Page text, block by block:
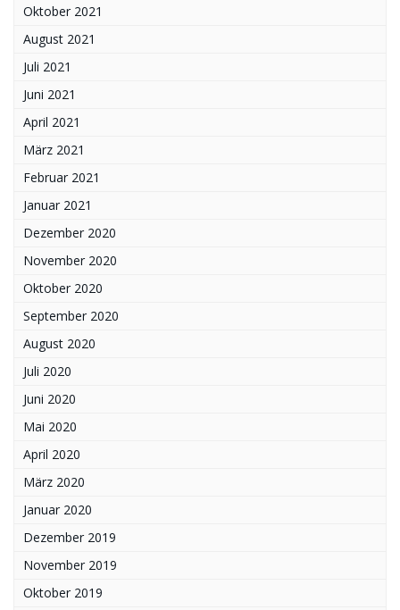
Oktober 2021
August 2021
Juli 2021
Juni 2021
April 2021
März 2021
Februar 2021
Januar 2021
Dezember 2020
November 2020
Oktober 2020
September 2020
August 2020
Juli 2020
Juni 2020
Mai 2020
April 2020
März 2020
Januar 2020
Dezember 2019
November 2019
Oktober 2019